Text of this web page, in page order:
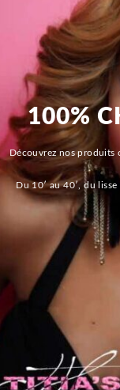
100%
Découvrez nos produits
Du 10′ au 40′, du